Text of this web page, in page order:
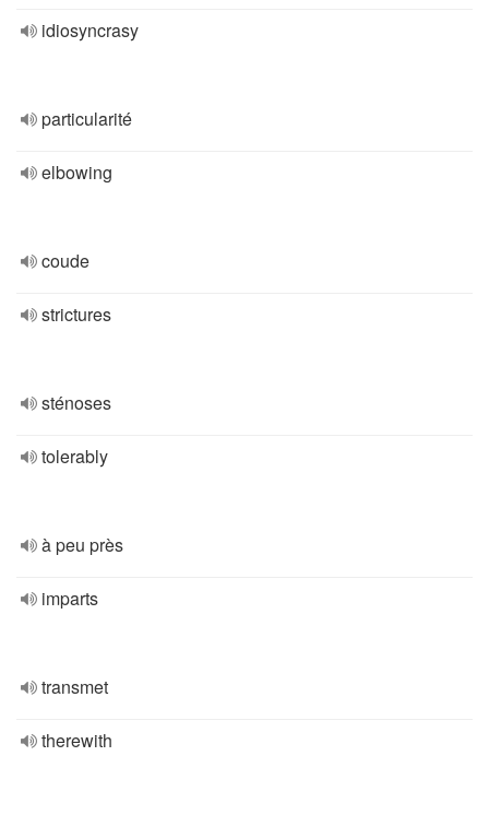
idiosyncrasy
particularité
elbowing
coude
strictures
sténoses
tolerably
à peu près
imparts
transmet
therewith